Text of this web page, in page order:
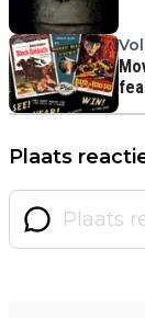
Plaats